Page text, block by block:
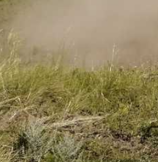
с местным населением,
автономности,
аномальная жара –
негде было укрыться от
по автомобильному
«Малахит» в Кыштыме и
Рыжих.